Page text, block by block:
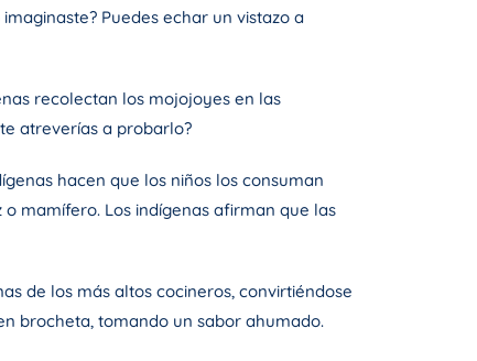
Puedes echar un vistazo a
recolectan los mojojoyes en las
atreverías a probarlo?
hacen que los niños los consuman
mamífero. Los indígenas afirman que las
de los más altos cocineros, convirtiéndose
brocheta, tomando un sabor ahumado.